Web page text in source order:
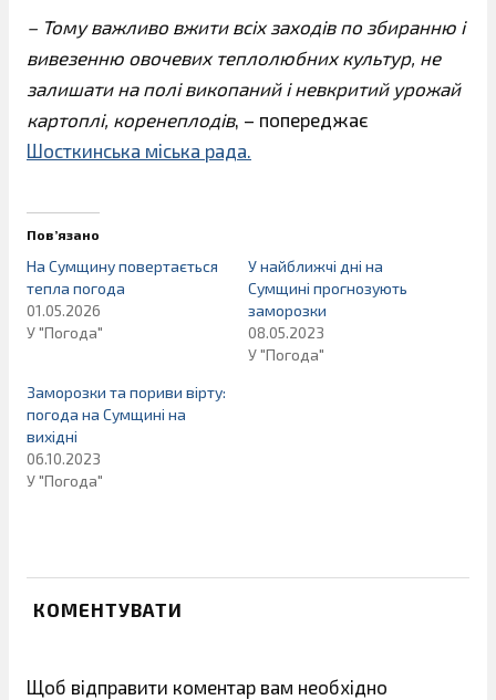
– Тому важливо вжити всіх заходів по збиранню і
вивезенню овочевих теплолюбних культур, не
залишати на полі викопаний і невкритий урожай
картоплі, коренеплодів, – попереджає
Шосткинська міська рада.
Пов’язано
На Сумщину повертається
тепла погода
01.05.2026
У "Погода"
У найближчі дні на
Сумщині прогнозують
заморозки
08.05.2023
У "Погода"
Заморозки та пориви вірту:
погода на Сумщині на
вихідні
06.10.2023
У "Погода"
КОМЕНТУВАТИ
Щоб відправити коментар вам необхідно